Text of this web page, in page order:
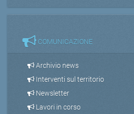
COMUNICAZIONE
Archivio news
Interventi sul territorio
Newsletter
Lavori in corso